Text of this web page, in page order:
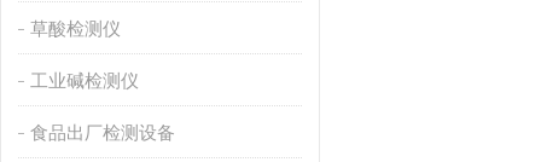
草酸检测仪
工业碱检测仪
食品出厂检测设备